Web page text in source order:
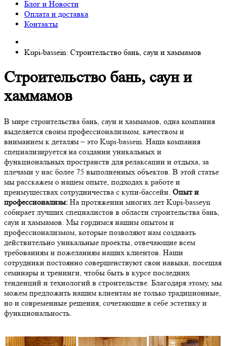
Блог и Новости
Оплата и доставка
Контакты
Kupi-bassein: Строительство бань, саун и хаммамов
Строительство бань, саун и
хаммамов
В мире строительства бань, саун и хаммамов, одна компания
выделяется своим профессионализмом, качеством и
вниманием к деталям – это Kupi-bassein. Наша компания
специализируется на создании уникальных и
функциональных пространств для релаксации и отдыха, за
плечами у нас более 75 выполненных объектов. В этой статье
мы расскажем о нашем опыте, подходах к работе и
преимуществах сотрудничества с купи-бассейн. Опыт и
профессионализм: На протяжении многих лет Kupi-basseyn
собирает лучших специалистов в области строительства бань,
саун и хаммамов. Мы гордимся нашим опытом и
профессионализмом, которые позволяют нам создавать
действительно уникальные проекты, отвечающие всем
требованиям и пожеланиям наших клиентов. Наши
сотрудники постоянно совершенствуют свои навыки, посещая
семинары и тренинги, чтобы быть в курсе последних
тенденций и технологий в строительстве. Благодаря этому, мы
можем предложить нашим клиентам не только традиционные,
но и современные решения, сочетающие в себе эстетику и
функциональность.